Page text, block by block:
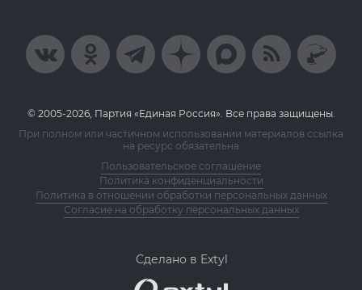
© 2005-2026, Партия «Единая Россия». Все права защищены.
При полном или частичном использовании материалов ссылка
на ресурс обязательна
Пользовательское соглашение
Политика конфиденциальности
Политика в отношении обработки персональных данных
Согласие на обработку персональных данных
Сделано в Extyl